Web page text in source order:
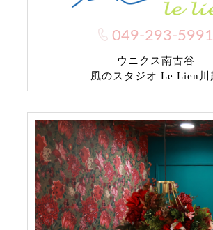
049-293-5991
ウニクス南古谷
風のスタジオ Le Lien川